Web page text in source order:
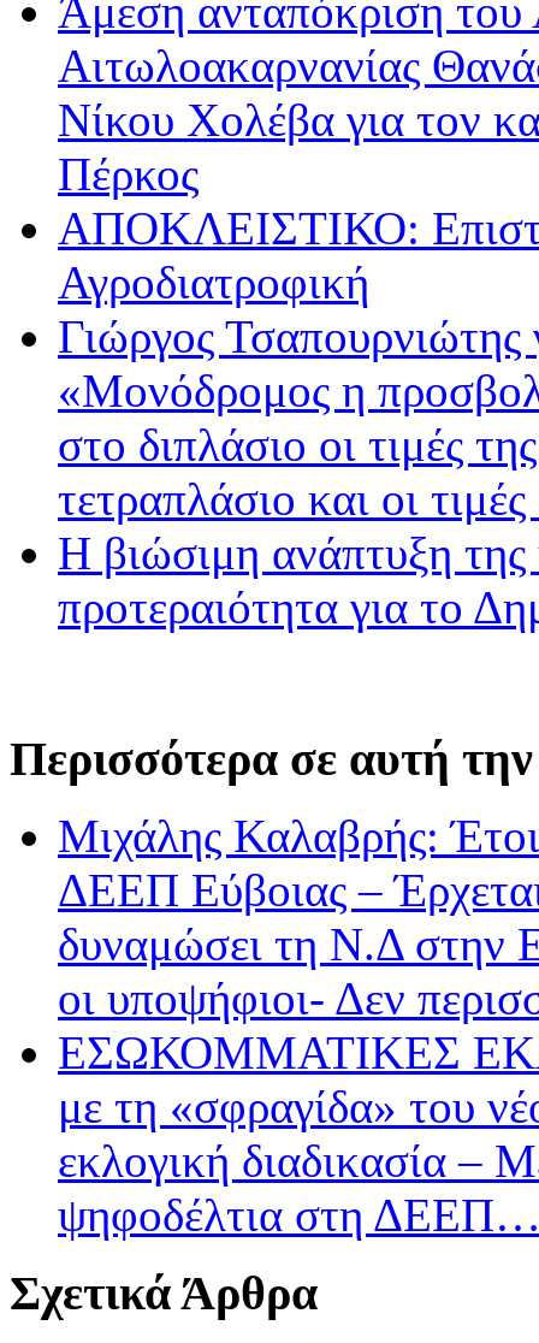
Άμεση ανταπόκριση του
Αιτωλοακαρνανίας
Νίκου Χολέβα για τον
Πέρκος
ΑΠΟΚΛΕΙΣΤΙΚΟ:
Αγροδιατροφική
Γιώργος
«Μονόδρομος η
στο διπλάσιο οι τιμές
τετραπλάσιο και οι
Η βιώσιμη ανάπτυξη της
προτεραιότητα για το
Περισσότερα σε αυτή
Μιχάλης Καλαβρής:
ΔΕΕΠ Εύβοιας –
δυναμώσει τη Ν.Δ στην
οι υποψήφιοι- Δεν
ΕΣΩΚΟΜΜΑΤΙΚΕΣ
με τη «σφραγίδα» του
εκλογική διαδικασία –
ψηφοδέλτια στη
Σχετικά Άρθρα